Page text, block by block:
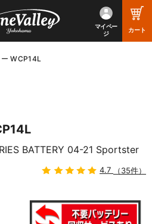
マイペー
ジ
カート
WCP14L
BATTERY 04-21 Sportster
4.7 （35件）